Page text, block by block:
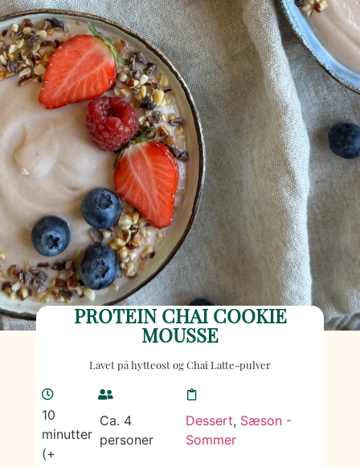
PROTEIN CHAI COOKIE
MOUSSE
Lavet på hytteost og Chai Latte-pulver
10
minutter
(+
Ca. 4
personer
Dessert, Sæson -
Sommer